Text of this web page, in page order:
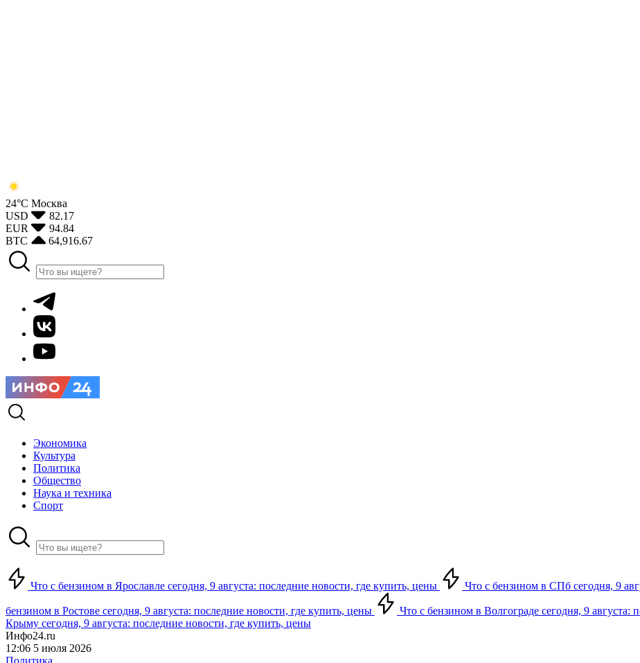
24°С Москва
USD
82.17
EUR
94.84
BTC
64,916.67
Экономика
Культура
Политика
Общество
Наука и техника
Спорт
Что с бензином в Ярославле сегодня, 9 августа: последние новости, где купить, цены Что с бензином в СПб сегодня, 9
бензином в Ростове сегодня, 9 августа: последние новости, где купить, цены Что с бензином в Волгограде сегодня, 9 августа:
Крыму сегодня, 9 августа: последние новости, где купить, цены
Инфо24.ru
12:06 5 июля 2026
Политика